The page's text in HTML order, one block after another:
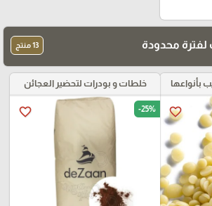
محدودة 13 منتج
بأنواعها
favorite_border
خلطات و بودرات لتحضير العجائن
favorite_border -25%